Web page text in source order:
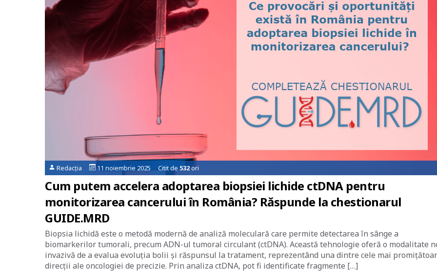
Redacția 11 noiembrie 2025 Citit de532ori
Cum putem accelera adoptarea biopsiei lichide ctDNA pentru
monitorizarea cancerului în România? Răspunde la chestionarul
GUIDE.MRD
Biopsia lichidă este o metodă modernă de analiză moleculară care permite detectarea în sânge a
biomarkerilor tumorali, precum ADN-ul tumoral circulant (ctDNA). Această tehnologie oferă o modalitate
invazivă de a evalua evoluția bolii și răspunsul la tratament, reprezentând una dintre cele mai
direcții ale oncologiei de precizie. Prin analiza ctDNA, pot fi identificate fragmente […]